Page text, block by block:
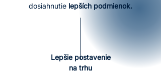
dosiahnutie lepších podmienok.
Lepšiepostavenie
na trhu​